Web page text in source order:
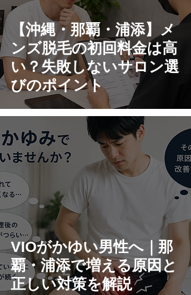
【沖縄・那覇・浦添】メ
ンズ脱毛の初回料金は高
い？失敗しないサロン選
びのポイント
VIOがかゆい男性へ｜那
覇・浦添で増える原因と
正しい対策を解説